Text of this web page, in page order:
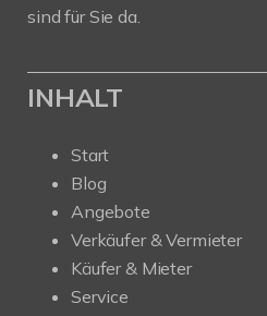
sind für Sie da.
INHALT
Start
Blog
Angebote
Verkäufer & Vermieter
Käufer & Mieter
Service